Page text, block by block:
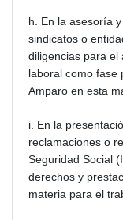
h. En la asesoría
sindicatos o
diligencias para el
laboral como fase
Amparo en esta
i. En la
reclamaciones o
Seguridad Social
derechos y
materia para el